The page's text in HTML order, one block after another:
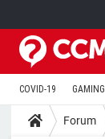
COVID-19 GAMING
Forum